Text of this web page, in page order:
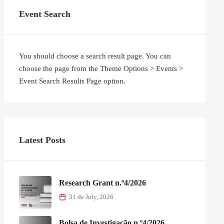
Event Search
You should choose a search result page. You can
choose the page from the Theme Options > Events >
Event Search Results Page option.
Latest Posts
Research Grant n.º4/2026
31 de July, 2026